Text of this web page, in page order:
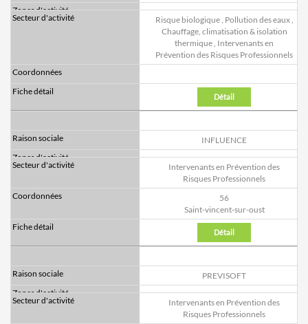
Risque biologique, Pollution des eaux,
Chauffage, climatisation & isolation
thermique, Intervenants en
Prévention des Risques Professionnels
Détail
INFLUENCE
Intervenants en Prévention des
Risques Professionnels
56
Saint-vincent-sur-oust
Détail
PREVISOFT
Intervenants en Prévention des
Risques Professionnels